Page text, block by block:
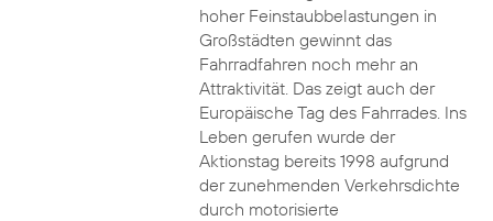
hoher Feinstaubbelastungen in
Großstädten gewinnt das
Fahrradfahren noch mehr an
Attraktivität. Das zeigt auch der
Europäische Tag des Fahrrades. Ins
Leben gerufen wurde der
Aktionstag bereits 1998 aufgrund
der zunehmenden Verkehrsdichte
durch motorisierte